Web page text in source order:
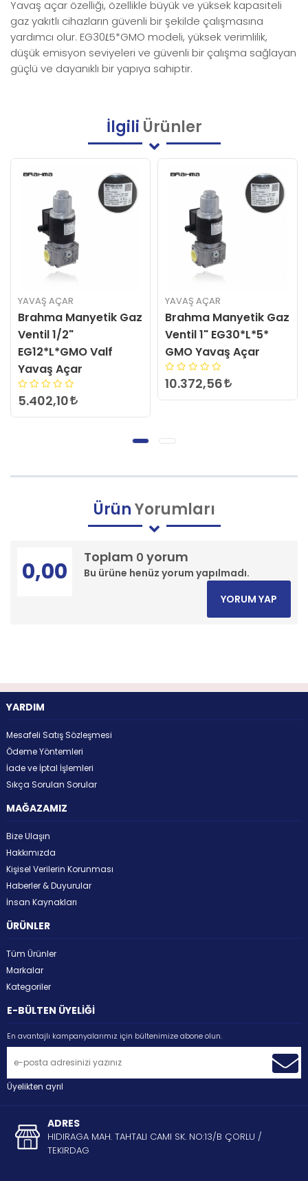
Yavaş açar özelliği, özellikle büyük ve yüksek kapasiteli
gaz yakıtlı cihazların güvenli bir şekilde çalışmasına
yardımcı olur. EG30L5*GMO modeli, yüksek verimlilik,
düşük emisyon seviyeleri ve güvenli bir çalışma sağlayan
güçlü ve dayanıklı bir yapıya sahiptir.
İlgili Ürünler
YAVAŞ AÇAR
Brahma Manyetik Gaz
Ventil 1/2"
EG12*L*GMO Valf
Yavaş Açar
5.402,10
YAVAŞ AÇAR
Brahma Manyetik Gaz
Ventil 1" EG30*L*5*
GMO Yavaş Açar
10.372,56
ÜrünYorumları
Toplam 0 yorum
Bu ürüne henüz yorum yapılmadı.
0,00
YORUM YAP
YARDIM
Mesafeli Satış Sözleşmesi
Ödeme Yöntemleri
İade ve İptal İşlemleri
Sıkça Sorulan Sorular
MAĞAZAMIZ
Bize Ulaşın
Hakkımızda
Kişisel Verilerin Korunması
Haberler & Duyurular
İnsan Kaynakları
ÜRÜNLER
Tüm Ürünler
Markalar
Kategoriler
E-BÜLTEN ÜYELİĞİ
En avantajlı kampanyalarımız için bültenimize abone olun.
Üyelikten ayrıl
ADRES
HIDIRAGA MAH. TAHTALI CAMI SK. NO:13/B ÇORLU /
TEKIRDAG